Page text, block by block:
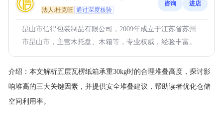
法人:杜克旺 通过深度核验
咨询 进店
昆山市信得包装制品有限公司，2009年成立于江苏省苏州
市昆山市，主营木托盘、木箱等，专业权威，经验丰富。
介绍： 本文解析五层瓦楞纸箱承重30kg时的合理堆叠高度，探讨影
响堆高的三大关键因素，并提供安全堆叠建议，帮助读者优化仓储
空间利用率。